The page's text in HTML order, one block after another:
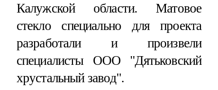
Калужской области. Матовое
стекло специально для проекта
разработали и произвели
специалисты ООО "Дятьковский
хрустальный завод".